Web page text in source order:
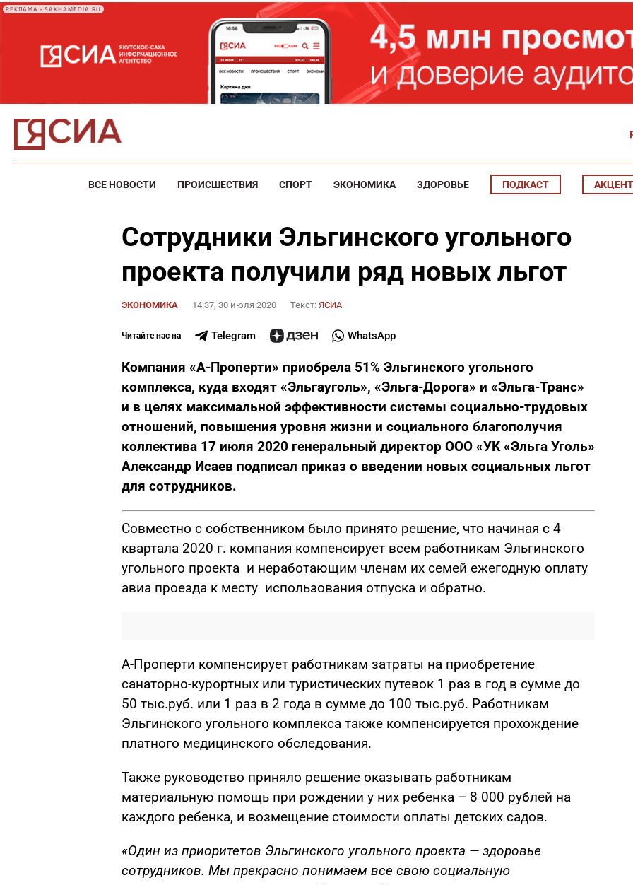
РЕКЛАМА • SAKHAMEDIA.RU
ВСЕ НОВОСТИ ПРОИСШЕСТВИЯ СПОРТ ЭКОНОМИКА ЗДОРОВЬЕ ПОДКАСТ АКЦЕНТ
Сотрудники Эльгинского угольного
проекта получили ряд новых льгот
ЭКОНОМИКА 14:37, 30 июля 2020 Текст: ЯСИА
Читайте нас на Telegram WhatsApp
Компания «А-Проперти» приобрела 51% Эльгинского угольного
комплекса, куда входят «Эльгауголь», «Эльга-Дорога» и «Эльга-Транс»
и в целях максимальной эффективности системы социально-трудовых
отношений, повышения уровня жизни и социального благополучия
коллектива 17 июля 2020 генеральный директор ООО «УК «Эльга Уголь»
Александр Исаев подписал приказ о введении новых социальных льгот
для сотрудников.
Совместно с собственником было принято решение, что начиная с 4
квартала 2020 г. компания компенсирует всем работникам Эльгинского
угольного проекта и неработающим членам их семей ежегодную оплату
авиа проезда к месту использования отпуска и обратно.
А-Проперти компенсирует работникам затраты на приобретение
санаторно-курортных или туристических путевок 1 раз в год в сумме до
50 тыс.руб. или 1 раз в 2 года в сумме до 100 тыс.руб. Работникам
Эльгинского угольного комплекса также компенсируется прохождение
платного медицинского обследования.
Также руководство приняло решение оказывать работникам
материальную помощь при рождении у них ребенка – 8 000 рублей на
каждого ребенка, и возмещение стоимости оплаты детских садов.
«Один из приоритетов Эльгинского угольного проекта — здоровье
сотрудников. Мы прекрасно понимаем все свою социальную